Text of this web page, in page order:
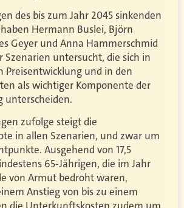
des bis zum Jahr 2045 sinkenden
Hermann Buslei, Björn
Geyer und Anna Hammerschmid
Szenarien untersucht, die sich in
Preisentwicklung und in den
als wichtiger Komponente der
unterscheiden.
zufolge steigt die
in allen Szenarien, und zwar um
Ausgehend von 17,5
65-Jährigen, die im Jahr
von Armut bedroht waren,
Anstieg von bis zu einem